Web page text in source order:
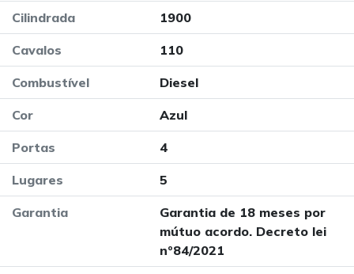
Cilindrada 1900
Cavalos 110
Combustível Diesel
Cor Azul
Portas 4
Lugares 5
Garantia
Garantia de 18 meses por
mútuo acordo. Decreto lei
nº84/2021